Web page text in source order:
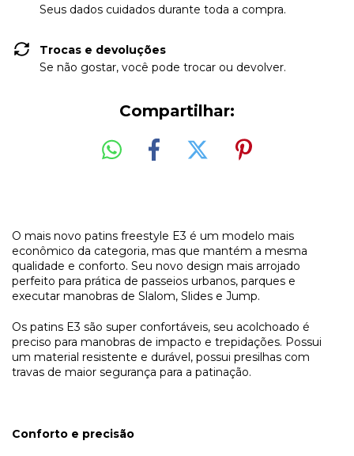
Seus dados cuidados durante toda a compra.
Trocas e devoluções
Se não gostar, você pode trocar ou devolver.
Compartilhar:
O mais novo patins freestyle E3 é um modelo mais
econômico da categoria, mas que mantém a mesma
qualidade e conforto. Seu novo design mais arrojado
perfeito para prática de passeios urbanos, parques e
executar manobras de Slalom, Slides e Jump.
Os patins E3 são super confortáveis, seu acolchoado é
preciso para manobras de impacto e trepidações. Possui
um material resistente e durável, possui presilhas com
travas de maior segurança para a patinação.
Conforto e precisão